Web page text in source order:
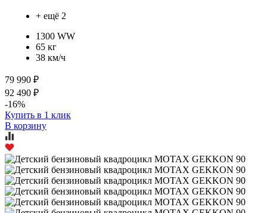
+ ещё 2
1300 WW
65 кг
38 км/ч
79 990 ₽
92 490 ₽
-16%
Купить в 1 клик
В корзину